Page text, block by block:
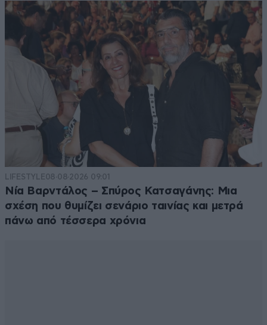
LIFESTYLE08·08·2026 09:01
Νία Βαρντάλος – Σπύρος Κατσαγάνης: Μια
σχέση που θυμίζει σενάριο ταινίας και μετρά
πάνω από τέσσερα χρόνια